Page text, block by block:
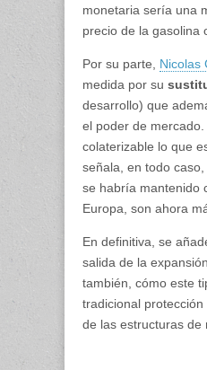
monetaria sería una
precio de la gasolina
Por su parte, Nicolas
medida por su
desarrollo) que
el poder de
colaterizable lo que
señala, en todo
se habría mantenido
Europa, son ahora
En definitiva, se
salida de la
también, cómo este
tradicional
de las estructuras de